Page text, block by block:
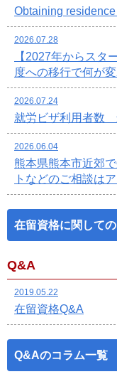
Obtaining
2026.07.28
【2027年からスタ
度への移行で何が
2026.07.24
就労ビザ利用者数
2026.06.04
熊本県熊本市近郊
トなどのご相談は
在留資格に関して
Q&A
2019.05.22
在留資格Q&A
Q&Aのコラム一覧